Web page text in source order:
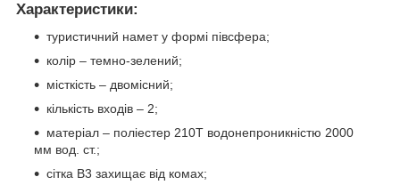
Характеристики:
туристичний намет у формі півсфера;
колір – темно-зелений;
місткість – двомісний;
кількість входів – 2;
матеріал – поліестер 210Т водонепроникністю 2000
мм вод. ст.;
сітка В3 захищає від комах;